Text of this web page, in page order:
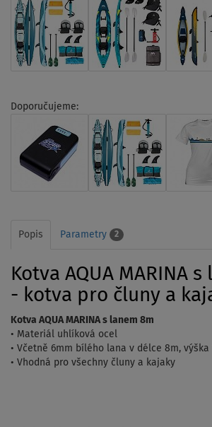
Doporučujeme:
Popis Parametry 2
Kotva AQUA MARINA
- kotva pro čluny a
Kotva AQUA MARINA s lanem 8m
• Materiál uhlíková ocel
• Včetně 6mm bílého lana v délce 8m, výška
• Vhodná pro všechny čluny a kajaky